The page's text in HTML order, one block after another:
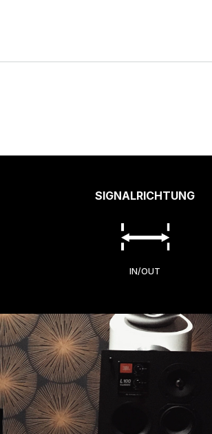
SIGNALRICHTUNG
IN/OUT